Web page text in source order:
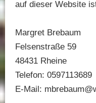
auf dieser Website
Margret Brebaum
Felsenstraße 59
48431 Rheine
Telefon: 0597113689
E-Mail: